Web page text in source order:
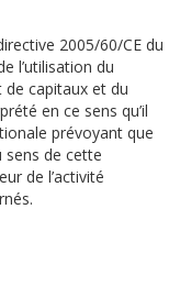
2005/60/CE du
l’utilisation du
capitaux et du
en ce sens qu’il
prévoyant que
sens de cette
de l’activité